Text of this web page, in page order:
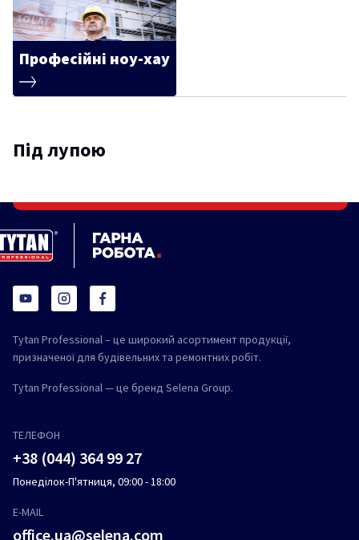
Професійні ноу-хау
Під лупою
Tytan Professional – це широкий асортимент продукції,
призначеної для будівельних та ремонтних робіт.
Tytan Professional — це бренд Selena Group.
ТЕЛЕФОН
+38 (044) 364 99 27
Понеділок-П'ятниця, 09:00 - 18:00
E-MAIL
office.ua@selena.com